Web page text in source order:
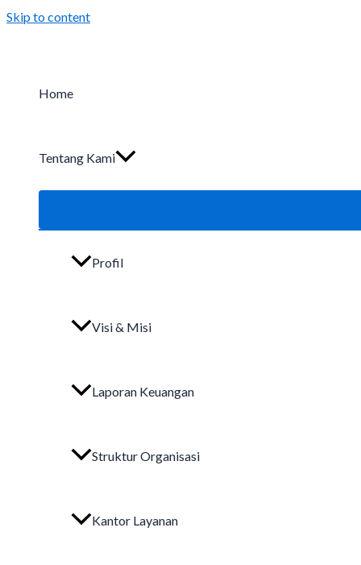
Skip to content
Home
Tentang Kami
Profil
Visi & Misi
Laporan Keuangan
Struktur Organisasi
Kantor Layanan